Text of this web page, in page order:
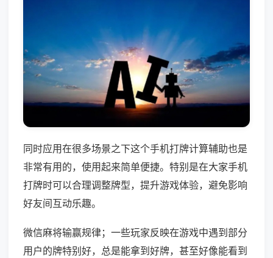
同时应用在很多场景之下这个手机打牌计算辅助也是
非常有用的，使用起来简单便捷。特别是在大家手机
打牌时可以合理调整牌型，提升游戏体验，避免影响
好友间互动乐趣。
微信麻将输赢规律；一些玩家反映在游戏中遇到部分
用户的牌特别好，总是能拿到好牌，甚至好像能看到